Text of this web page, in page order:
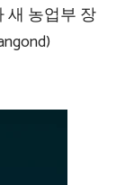
새 농업부 장